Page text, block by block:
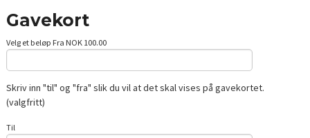
Gavekort
Velg et beløp Fra NOK 100.00
Skriv inn "til" og "fra" slik du vil at det skal vises på gavekortet.
(valgfritt)
Til